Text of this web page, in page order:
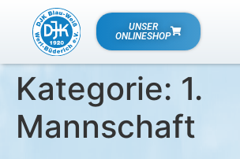
UNSER
ONLINESHOP
Kategorie: 1.
Mannschaft